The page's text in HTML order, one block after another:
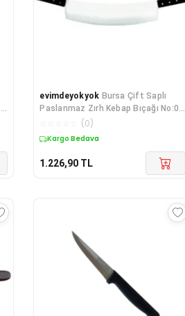
evimdeyokyok Bursa Çift Saplı
Paslanmaz Zırh Kebap Bıçağı No:0 -
25 cm TdrTR
(0)
Kargo Bedava
1.226,90 TL